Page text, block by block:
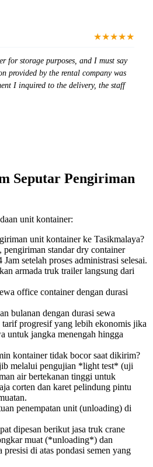
★★★★★
for storage purposes, and I must say
provided by the rental company was
I inquired to the delivery, the staff
Seputar Pengiriman
unit kontainer:
unit kontainer ke Tasikmalaya?
standar dry container
setelah proses administrasi selesai.
armada truk trailer langsung dari
office container dengan durasi
bulanan dengan durasi sewa
progresif yang lebih ekonomis jika
untuk jangka menengah hingga
kontainer tidak bocor saat dikirim?
melalui pengujian *light test* (uji
air bertekanan tinggi untuk
corten dan karet pelindung pintu
penempatan unit (unloading) di
dipesan berikut jasa truk crane
muat (*unloading*) dan
presisi di atas pondasi semen yang